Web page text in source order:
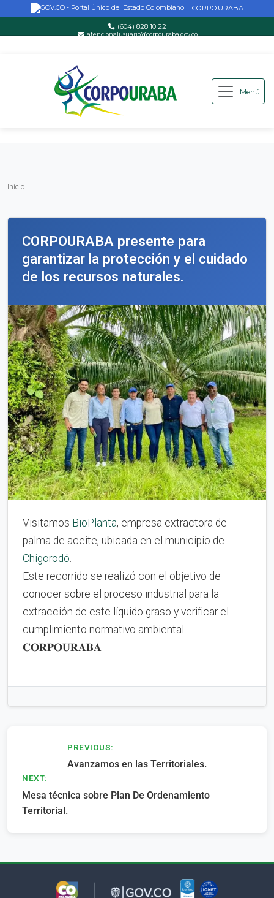
Saltar al contenido principal
| CORPOURABA
(604) 828 10 22
atencionalusuario@corpouraba.gov.co
Menú
Inicio
CORPOURABA presente para
garantizar la protección y el cuidado
de los recursos naturales.
Visitamos BioPlanta, empresa extractora de
palma de aceite, ubicada en el municipio de
Chigorodó
Este recorrido se realizó con el objetivo de
conocer sobre el proceso industrial para la
extracción de este líquido graso y verificar el
cumplimiento normativo ambiental.
𝐂𝐎𝐑𝐏𝐎𝐔𝐑𝐀𝐁𝐀
Navegación
entradas
PREVIOUS:
Avanzamos en las Territoriales.
NEXT:
Mesa técnica sobre Plan De Ordenamiento
Territorial.